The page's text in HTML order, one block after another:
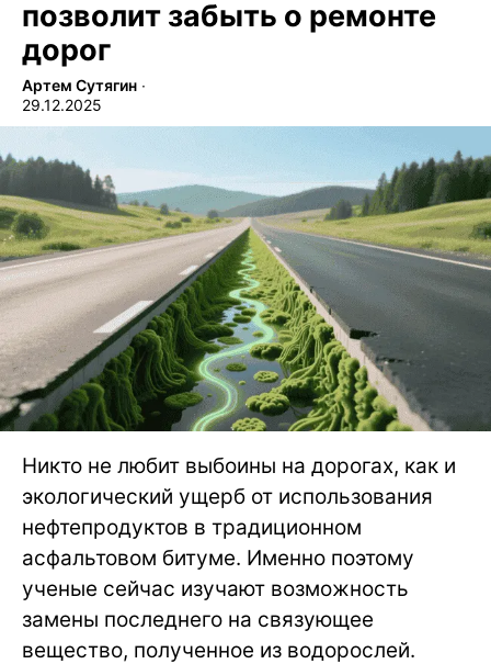
позволит забыть о ремонте
дорог
Артем Сутягин ∙
29.12.2025
Никто не любит выбоины на дорогах, как и
экологический ущерб от использования
нефтепродуктов в традиционном
асфальтовом битуме. Именно поэтому
ученые сейчас изучают возможность
замены последнего на связующее
вещество, полученное из водорослей.